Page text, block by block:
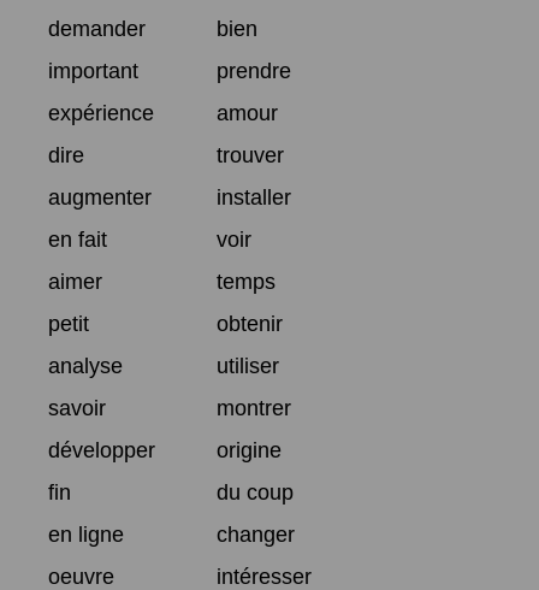
demander
bien
important
prendre
expérience
amour
dire
trouver
augmenter
installer
en fait
voir
aimer
temps
petit
obtenir
analyse
utiliser
savoir
montrer
développer
origine
fin
du coup
en ligne
changer
oeuvre
intéresser